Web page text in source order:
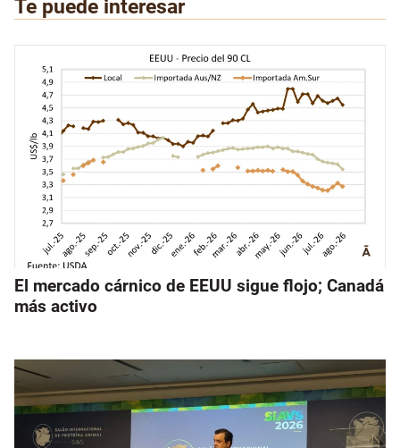
Te puede interesar
El mercado cárnico de EEUU sigue flojo; Canadá
más activo